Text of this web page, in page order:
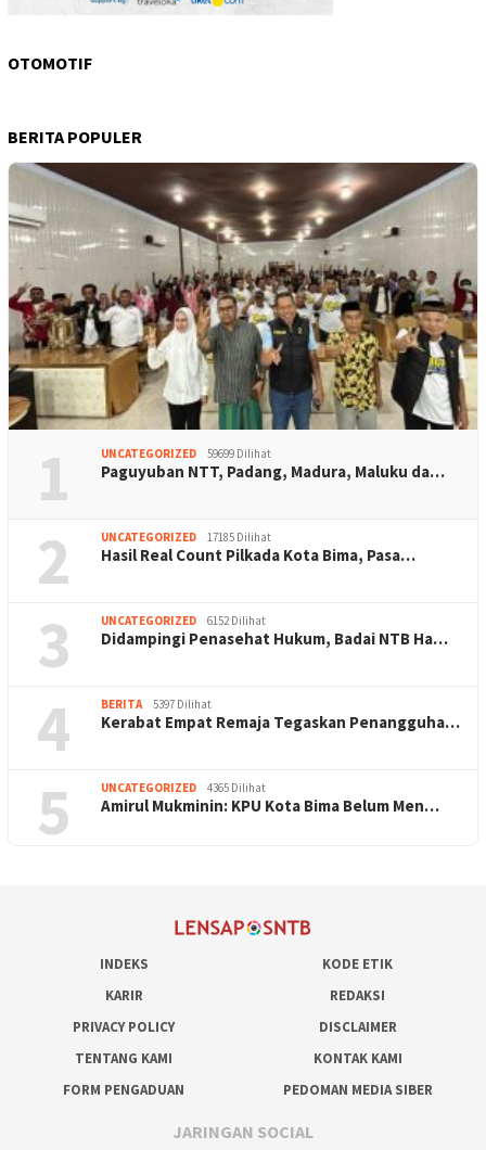
OTOMOTIF
BERITA POPULER
1 UNCATEGORIZED 59699 Dilihat
Paguyuban NTT, Padang, Madura, Maluku da…
2 UNCATEGORIZED 17185 Dilihat
Hasil Real Count Pilkada Kota Bima, Pasa…
3 UNCATEGORIZED 6152 Dilihat
Didampingi Penasehat Hukum, Badai NTB Ha…
4 BERITA 5397 Dilihat
Kerabat Empat Remaja Tegaskan Penangguha…
5 UNCATEGORIZED 4365 Dilihat
Amirul Mukminin: KPU Kota Bima Belum Men…
INDEKS
KODE ETIK
KARIR
REDAKSI
PRIVACY POLICY
DISCLAIMER
TENTANG KAMI
KONTAK KAMI
FORM PENGADUAN
PEDOMAN MEDIA SIBER
JARINGAN SOCIAL